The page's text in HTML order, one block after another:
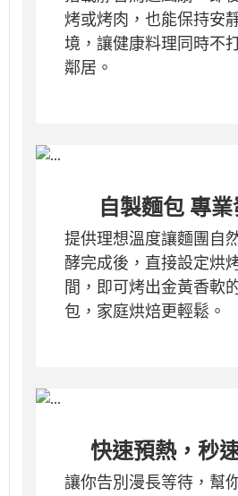
烤或烤肉，也能保持安
境，讓健康料理同時不
鄰居。
自製麵包 專
提供理想溫度讓麵團自
酵完成後，直接設定烘
間，即可烤出金黃香軟
包，家庭烘焙更輕鬆。
快速預熱，秒
讓你告別漫長等待，幫